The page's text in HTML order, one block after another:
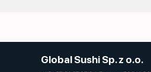
Global Sushi Sp. z o.o.